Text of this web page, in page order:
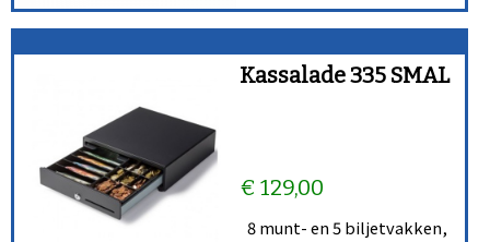
Kassalade 335 SMAL
€ 129,00
8 munt- en 5 biljetvakken,